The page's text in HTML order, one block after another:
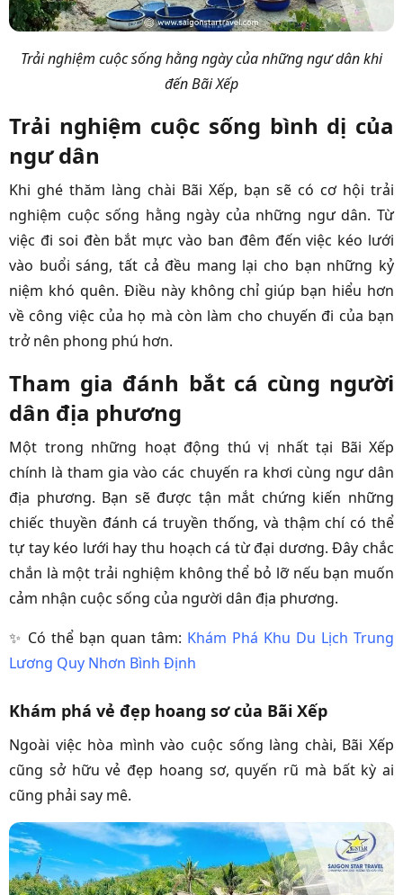
Trải nghiệm cuộc sống hằng ngày của những ngư dân khi
đến Bãi Xếp
Trải nghiệm cuộc sống bình dị của
ngư dân
Khi ghé thăm làng chài Bãi Xếp, bạn sẽ có cơ hội trải
nghiệm cuộc sống hằng ngày của những ngư dân. Từ
việc đi soi đèn bắt mực vào ban đêm đến việc kéo lưới
vào buổi sáng, tất cả đều mang lại cho bạn những kỷ
niệm khó quên. Điều này không chỉ giúp bạn hiểu hơn
về công việc của họ mà còn làm cho chuyến đi của bạn
trở nên phong phú hơn.
Tham gia đánh bắt cá cùng người
dân địa phương
Một trong những hoạt động thú vị nhất tại Bãi Xếp
chính là tham gia vào các chuyến ra khơi cùng ngư dân
địa phương. Bạn sẽ được tận mắt chứng kiến những
chiếc thuyền đánh cá truyền thống, và thậm chí có thể
tự tay kéo lưới hay thu hoạch cá từ đại dương. Đây chắc
chắn là một trải nghiệm không thể bỏ lỡ nếu bạn muốn
cảm nhận cuộc sống của người dân địa phương.
✨ Có thể bạn quan tâm: Khám Phá Khu Du Lịch Trung
Lương Quy Nhơn Bình Định
Khám phá vẻ đẹp hoang sơ của Bãi Xếp
Ngoài việc hòa mình vào cuộc sống làng chài, Bãi Xếp
cũng sở hữu vẻ đẹp hoang sơ, quyến rũ mà bất kỳ ai
cũng phải say mê.